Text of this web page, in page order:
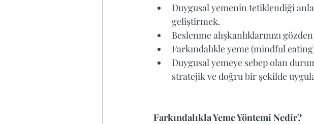
Duygusal yemenin tetiklendiği
geliştirmek.
Beslenme alışkanlıklarınızı
Farkındalıkle yeme (mindful
Duygusal yemeye sebep olan
stratejik ve doğru bir şekilde
Farkındalıkla Yeme Yöntemi Nedir?